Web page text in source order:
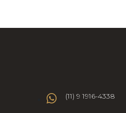
(11) 9 1916-4338